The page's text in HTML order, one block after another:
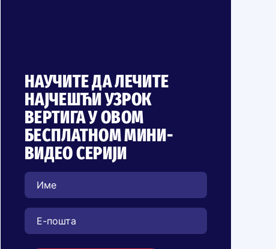
НАУЧИТЕ ДА ЛЕЧИТЕ
НАЈЧЕШЋИ УЗРОК
ВЕРТИГА У ОВОМ
БЕСПЛАТНОМ МИНИ-
ВИДЕО СЕРИЈИ